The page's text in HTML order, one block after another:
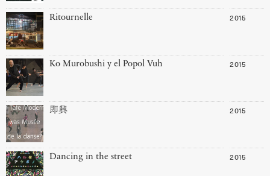
Ritournelle 2015
Ko Murobushi y el Popol Vuh 2015
即興 2015
Dancing in the street 2015